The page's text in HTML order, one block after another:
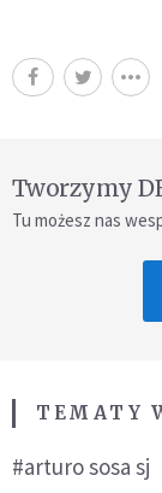
Tworzymy
Tu możesz nas
TEMATY
#arturo sosa sj